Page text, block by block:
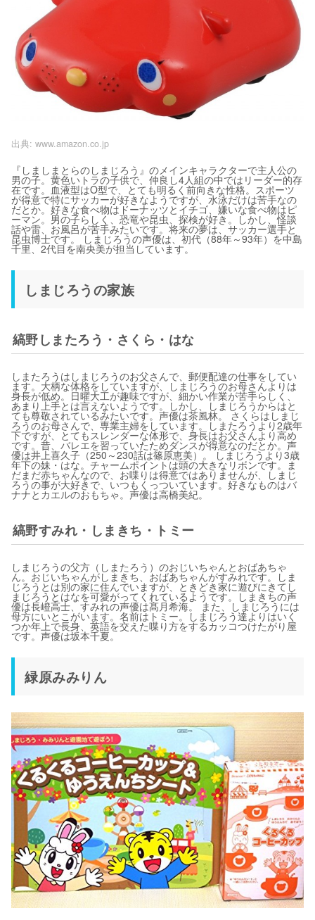
出典: www.amazon.co.jp
『しましまとらのしまじろう』のメインキャラクターで主人公の
男の子。黄色いトラの子供で、仲良し4人組の中ではリーダー的存
在です。血液型はO型で、とても明るく前向きな性格。スポーツ
が得意で特にサッカーが好きなようですが、水泳だけは苦手なの
だとか。好きな食べ物はドーナッツとイチゴ、嫌いな食べ物はピ
ーマン。男の子らしく、恐竜や昆虫、探検が好き。しかし、怪談
話や雷、お風呂が苦手みたいです。将来の夢は、サッカー選手と
昆虫博士です。 しまじろうの声優は、初代（88年～93年）を中島
千里、2代目を南央美が担当しています。
しまじろうの家族
縞野しまたろう・さくら・はな
しまたろうはしまじろうのお父さんで、郵便配達の仕事をしてい
ます。大柄な体格をしていますが、しまじろうのお母さんよりは
身長が低め。日曜大工が趣味ですが、細かい作業が苦手らしく、
あまり上手とは言えないようです。しかし、しまじろうからはと
ても尊敬されているみたいです。声優は茶風林。 さくらはしまじ
ろうのお母さんで、専業主婦をしています。しまたろうより2歳年
下ですが、とてもスレンダーな体形で、身長はお父さんより高め
です。昔、バレエを習っていたためダンスが得意なのだとか。声
優は井上喜久子（250～230話は篠原恵美）。 しまじろうより3歳
年下の妹・はな。チャームポイントは頭の大きなリボンです。ま
だまだ赤ちゃんなので、お喋りは得意ではありませんが、しまじ
ろうの事が大好きで、いつもくっついています。好きなものはバ
ナナとカエルのおもちゃ。声優は高橋美紀。
縞野すみれ・しまきち・トミー
しまじろうの父方（しまたろう）のおじいちゃんとおばあちゃ
ん。おじいちゃんがしまきち、おばあちゃんがすみれです。しま
じろうとは別の家に住んでいますが、ときどき家に遊びにきてし
まじろうとはなを可愛がってくれているようです。しまきちの声
優は長嶝高士、すみれの声優は髙月希海。 また、しまじろうには
母方にいとこがいます。名前はトミー。しまじろう達よりはいく
つか年上で長身、英語を交えた喋り方をするカッコつけたがり屋
です。声優は坂本千夏。
緑原みみりん